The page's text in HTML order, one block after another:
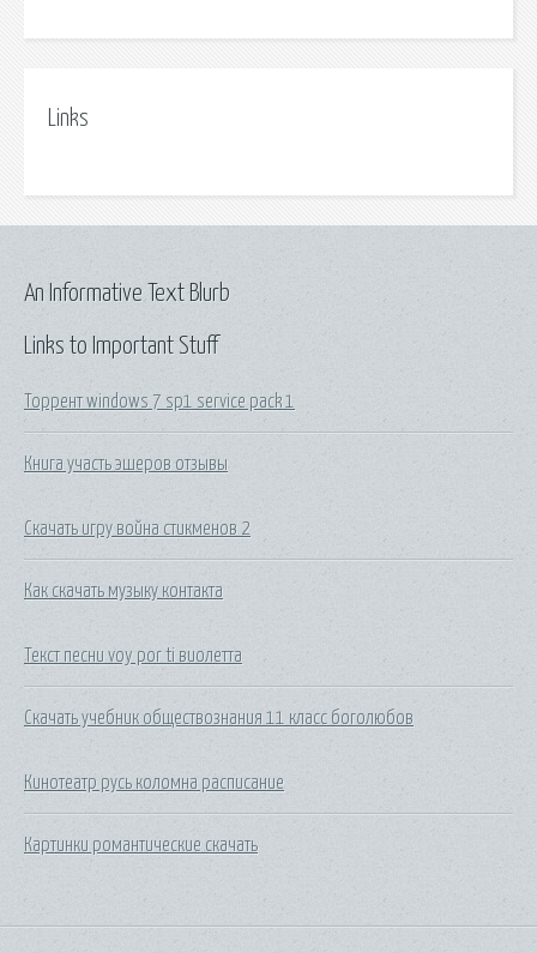
Links
Links to Important Stuff
Торрент windows 7 sp1 service pack 1
Книга участь эшеров отзывы
Скачать игру война стикменов 2
Как скачать музыку контакта
Текст песни voy por ti виолетта
Скачать учебник обществознания 11 класс боголюбов
Кинотеатр русь коломна расписание
Картинки романтические скачать
An Informative Text Blurb